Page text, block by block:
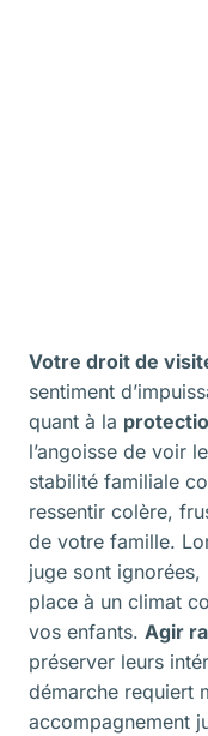
Votre droit de
sentiment
quant à la
l’angoisse de voir le
stabilité familiale
ressentir colère,
de votre famille.
juge sont ignorées,
place à un climat
vos enfants. Agir
préserver leurs
démarche requiert
accompagnement